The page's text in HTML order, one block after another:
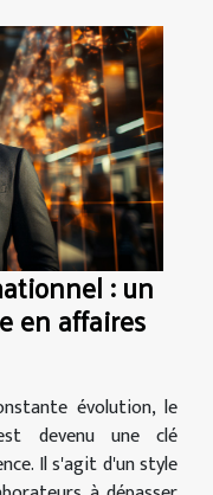
: un
en affaires
évolution, le
devenu une clé
Il s'agit d'un style